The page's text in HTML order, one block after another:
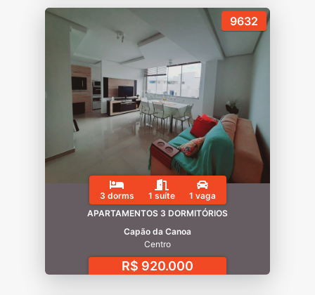
9632
3 dorms 1 suíte
1 vaga
APARTAMENTOS 3 DORMITÓRIOS
Capão da Canoa
Centro
R$ 920.000